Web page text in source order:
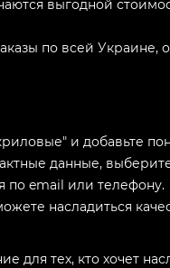
выгодной
по всей Украине,
и добавьте
данные,
email или телефону.
насладиться
тех, кто хочет